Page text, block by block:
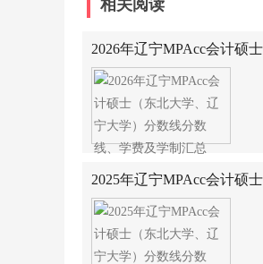
相关阅读
2026年辽宁MPAcc会计硕
制汇总
2025年辽宁MPAcc会计硕
制汇总